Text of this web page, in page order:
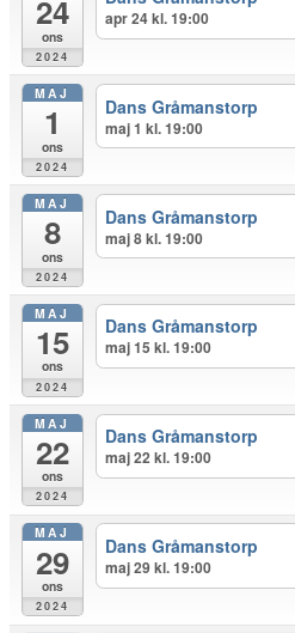
24
ons
2024
apr 24 kl. 19:00
MAJ
1
ons
2024
Dans Gråmanstorp
maj 1 kl. 19:00
MAJ
8
ons
2024
Dans Gråmanstorp
maj 8 kl. 19:00
MAJ
15
ons
2024
Dans Gråmanstorp
maj 15 kl. 19:00
MAJ
22
ons
2024
Dans Gråmanstorp
maj 22 kl. 19:00
MAJ
29
ons
2024
Dans Gråmanstorp
maj 29 kl. 19:00